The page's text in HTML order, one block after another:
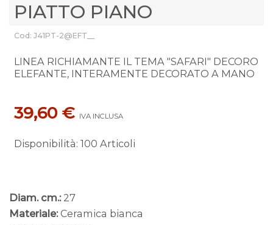
PIATTO PIANO
Cod: J41PT-2@EFT__
LINEA RICHIAMANTE IL TEMA "SAFARI" DECORO
ELEFANTE, INTERAMENTE DECORATO A MANO
39,60 € IVA INCLUSA
Disponibilità: 100 Articoli
Diam. cm.: 27
Materiale: Ceramica bianca